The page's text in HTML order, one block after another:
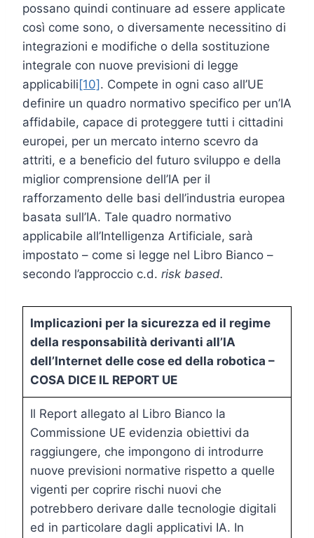
possano quindi continuare ad essere applicate
così come sono, o diversamente necessitino di
integrazioni e modifiche o della sostituzione
integrale con nuove previsioni di legge
applicabili[10]. Compete in ogni caso all’UE
definire un quadro normativo specifico per un’IA
affidabile, capace di proteggere tutti i cittadini
europei, per un mercato interno scevro da
attriti, e a beneficio del futuro sviluppo e della
miglior comprensione dell’IA per il
rafforzamento delle basi dell’industria europea
basata sull’IA. Tale quadro normativo
applicabile all’Intelligenza Artificiale, sarà
impostato – come si legge nel Libro Bianco –
secondo l’approccio c.d. risk based.
Implicazioni per la sicurezza ed il regime
della responsabilità derivanti all’IA
dell’Internet delle cose ed della robotica –
COSA DICE IL REPORT UE
Il Report allegato al Libro Bianco la
Commissione UE evidenzia obiettivi da
raggiungere, che impongono di introdurre
nuove previsioni normative rispetto a quelle
vigenti per coprire rischi nuovi che
potrebbero derivare dalle tecnologie digitali
ed in particolare dagli applicativi IA. In